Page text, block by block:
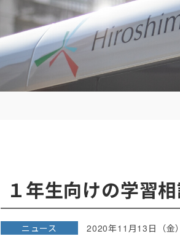
１年生向けの学習
ニュース 2020年11月13日（金）